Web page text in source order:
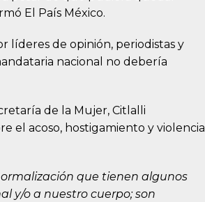
El País México.
líderes de opinión, periodistas y
nacional no debería
de la Mujer, Citlalli
el acoso, hostigamiento y violencia
que tienen algunos
y/o a nuestro cuerpo; son